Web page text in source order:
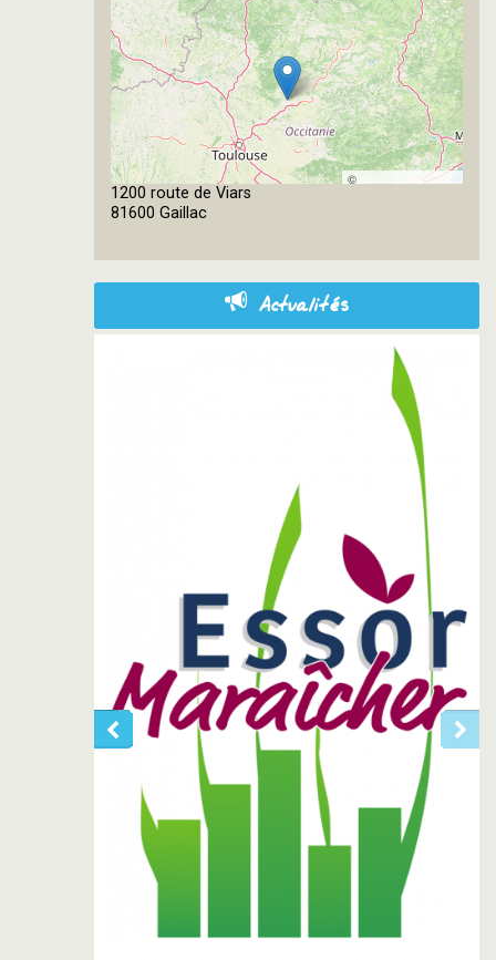
©
1200 route de Viars
81600 Gaillac
Actualités